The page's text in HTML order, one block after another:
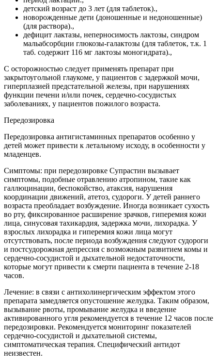
детский возраст до 3 лет (для таблеток).,
новорожденные дети (доношенные и недоношенные)
(для раствора).,
дефицит лактазы, неперносимость лактозы, синдром
мальабсорбции глюкозы-галактозы (для таблеток, т.к. 1
таб. содержит 116 мг лактозы моногидрата).,
С осторожностью следует применять препарат при
закрытоугольной глаукоме, у пациентов с задержкой мочи,
гиперплазией предстательной железы, при нарушениях
функции печени и/или почек, сердечно-сосудистых
заболеваниях, у пациентов пожилого возраста.
Передозировка
Передозировка антигистаминных препаратов особенно у
детей может привести к летальному исходу, в особенности у
младенцев.
Симптомы: при передозировке Супрастин вызывает
симптомы, подобные отравлению атропином, такие как
галлюцинации, беспокойство, атаксия, нарушения
координации движений, атетоз, судороги. У детей раннего
возраста преобладает возбуждение. Иногда возникает сухость
во рту, фиксированное расширение зрачков, гиперемия кожи
лица, синусовая тахикардия, задержка мочи, лихорадка. У
взрослых лихорадка и гиперемия кожи лица могут
отсутствовать, после периода возбуждения следуют судороги
и постсудорожная депрессия с возможным развитием комы и
сердечно-сосудистой и дыхательной недостаточности,
которые могут привести к смерти пациента в течение 2-18
часов.
Лечение: в связи с антихолинергическим эффектом этого
препарата замедляется опустошение желудка. Таким образом,
вызывание рвоты, промывание желудка и введение
активированного угля рекомендуется в течение 12 часов после
передозировки. Рекомендуется мониторинг показателей
сердечно-сосудистой и дыхательной системы,
симптоматическая терапия. Специфический антидот
неизвестен.